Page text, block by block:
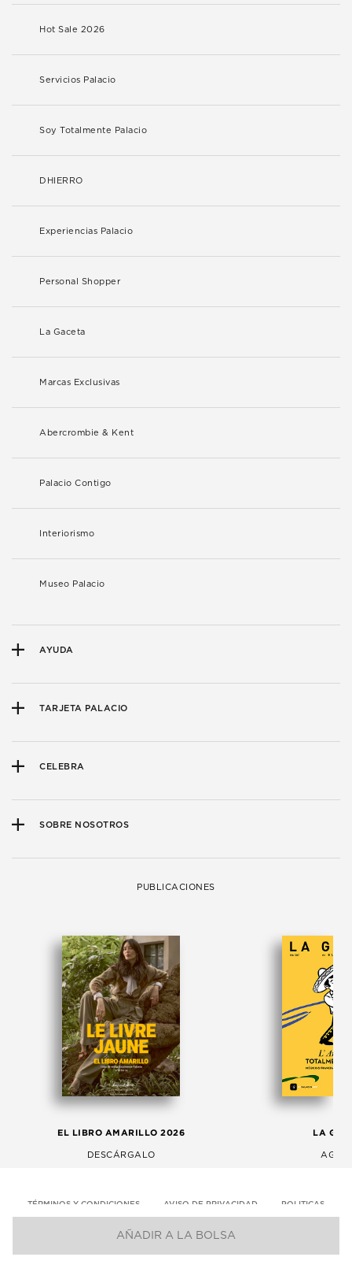
AÑADIR A LA BOLSA
Hot Sale 2026
Servicios Palacio
Soy Totalmente Palacio
DHIERRO
Experiencias Palacio
Personal Shopper
La Gaceta
Marcas Exclusivas
Abercrombie & Kent
Palacio Contigo
Interiorismo
Museo Palacio
AYUDA
TARJETA PALACIO
CELEBRA
SOBRE NOSOTROS
PUBLICACIONES
EL LIBRO AMARILLO 2026
DESCÁRGALO
LA
TÉRMINOS Y CONDICIONES AVISO DE PRIVACIDAD POLITICAS